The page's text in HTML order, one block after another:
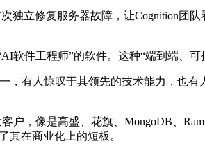
独立修复服务器故障，让Cognition团
件工程师”的软件。这种“端到端、可
，有人惊叹于其领先的技术能力，也
户，像是高盛、花旗、MongoDB、
其在商业化上的短板。